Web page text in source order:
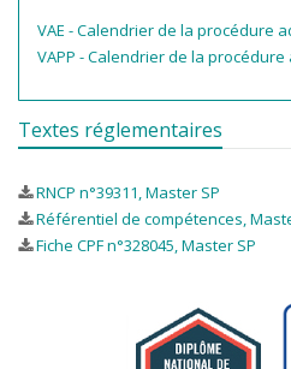
VAE - Calendrier de la procédure
VAPP - Calendrier de la
Textes réglementaires
RNCP n°39311, Master SP
Référentiel de compétences,
Fiche CPF n°328045, Master SP